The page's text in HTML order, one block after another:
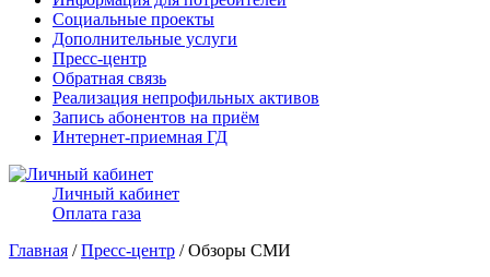
Социальные проекты
Дополнительные услуги
Пресс-центр
Обратная связь
Реализация непрофильных активов
Запись абонентов на приём
Интернет-приемная ГД
Личный кабинет
Оплата газа
Главная /Пресс-центр / Обзоры СМИ